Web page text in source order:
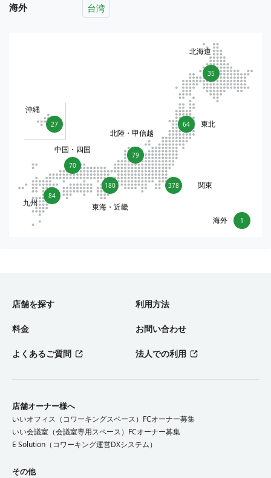
海外 台湾
35
北海道
64 東北
378 関東
79
北陸・甲信越
180
東海・近畿
70
中国・四国
84
九州
27
沖縄
1
海外
店舗を探す 利用方法
料金 お問い合わせ
よくあるご質問 法人での利用
店舗オーナー様へ
いいオフィス（コワーキングスペース）FCオーナー募集
いい会議室（会議室専用スペース）FCオーナー募集
E Solution（コワーキング運営DXシステム）
その他